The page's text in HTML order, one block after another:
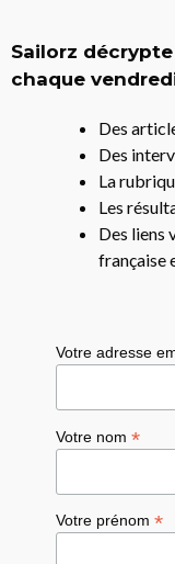
Sailorz
chaque
Des
Des
La
Les
Des liens
française
Votre adresse
Votre nom*
Votre prénom*